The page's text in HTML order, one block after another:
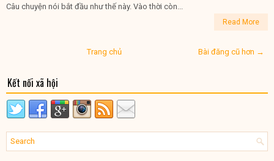
Câu chuyện nói bắt đầu như thế này. Vào thời còn...
Read More
Bài đăng cũ hơn →
Trang chủ
Kết nối xã hội